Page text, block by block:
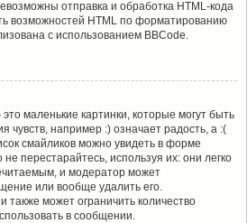
отправка и обработка HTML-кода
возможностей HTML по форматированию
с использованием BBCode.
маленькие картинки, которые могут быть
чувств, например :) означает радость, а :(
смайликов можно увидеть в форме
перестарайтесь, используя их: они легко
и модератор может
или вообще удалить его.
может ограничить количество
в сообщении.